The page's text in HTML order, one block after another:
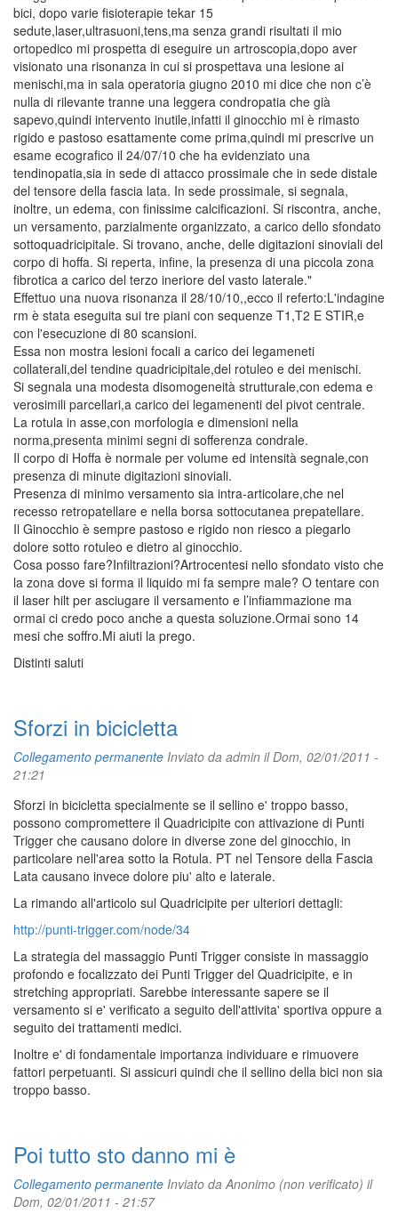
bici, dopo varie fisioterapie tekar 15
sedute,laser,ultrasuoni,tens,ma senza grandi risultati il mio
ortopedico mi prospetta di eseguire un artroscopia,dopo aver
visionato una risonanza in cui si prospettava una lesione ai
menischi,ma in sala operatoria giugno 2010 mi dice che non c’è
nulla di rilevante tranne una leggera condropatia che già
sapevo,quindi intervento inutile,infatti il ginocchio mi è rimasto
rigido e pastoso esattamente come prima,quindi mi prescrive un
esame ecografico il 24/07/10 che ha evidenziato una
tendinopatia,sia in sede di attacco prossimale che in sede distale
del tensore della fascia lata. In sede prossimale, si segnala,
inoltre, un edema, con finissime calcificazioni. Si riscontra, anche,
un versamento, parzialmente organizzato, a carico dello sfondato
sottoquadricipitale. Si trovano, anche, delle digitazioni sinoviali del
corpo di hoffa. Si reperta, infine, la presenza di una piccola zona
fibrotica a carico del terzo ineriore del vasto laterale."
Effettuo una nuova risonanza il 28/10/10,,ecco il referto:L'indagine
rm è stata eseguita sui tre piani con sequenze T1,T2 E STIR,e
con l'esecuzione di 80 scansioni.
Essa non mostra lesioni focali a carico dei legameneti
collaterali,del tendine quadricipitale,del rotuleo e dei menischi.
Si segnala una modesta disomogeneità strutturale,con edema e
verosimili parcellari,a carico dei legamenenti del pivot centrale.
La rotula in asse,con morfologia e dimensioni nella
norma,presenta minimi segni di sofferenza condrale.
Il corpo di Hoffa è normale per volume ed intensità segnale,con
presenza di minute digitazioni sinoviali.
Presenza di minimo versamento sia intra-articolare,che nel
recesso retropatellare e nella borsa sottocutanea prepatellare.
Il Ginocchio è sempre pastoso e rigido non riesco a piegarlo
dolore sotto rotuleo e dietro al ginocchio.
Cosa posso fare?Infiltrazioni?Artrocentesi nello sfondato visto che
la zona dove si forma il liquido mi fa sempre male? O tentare con
il laser hilt per asciugare il versamento e l’infiammazione ma
ormai ci credo poco anche a questa soluzione.Ormai sono 14
mesi che soffro.Mi aiuti la prego.
Distinti saluti
Sforzi in bicicletta
Collegamento permanente Inviato da admin il Dom, 02/01/2011 -
21:21
Sforzi in bicicletta specialmente se il sellino e' troppo basso,
possono compromettere il Quadricipite con attivazione di Punti
Trigger che causano dolore in diverse zone del ginocchio, in
particolare nell'area sotto la Rotula. PT nel Tensore della Fascia
Lata causano invece dolore piu' alto e laterale.
La rimando all'articolo sul Quadricipite per ulteriori dettagli:
http://punti-trigger.com/node/34
La strategia del massaggio Punti Trigger consiste in massaggio
profondo e focalizzato dei Punti Trigger del Quadricipite, e in
stretching appropriati. Sarebbe interessante sapere se il
versamento si e' verificato a seguito dell'attivita' sportiva oppure a
seguito dei trattamenti medici.
Inoltre e' di fondamentale importanza individuare e rimuovere
fattori perpetuanti. Si assicuri quindi che il sellino della bici non sia
troppo basso.
Poi tutto sto danno mi è
Collegamento permanente Inviato daAnonimo (non verificato) il
Dom, 02/01/2011 - 21:57